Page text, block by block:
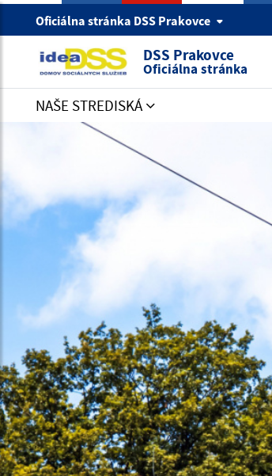
Oficiálna stránka DSS Prakovce
DSS Prakovce
Oficiálna stránka
NAŠE STREDISKÁ